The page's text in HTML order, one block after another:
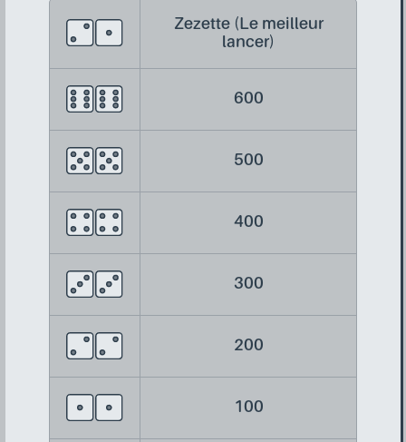
Zezette (Le meilleur
lancer)
600
500
400
300
200
100